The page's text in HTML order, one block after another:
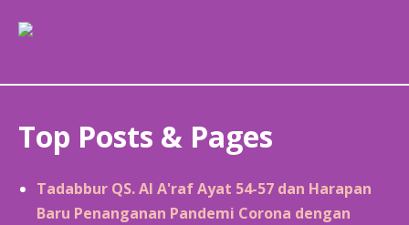
Top Posts & Pages
Tadabbur QS. Al A'raf Ayat 54-57 dan Harapan
Baru Penanganan Pandemi Corona dengan